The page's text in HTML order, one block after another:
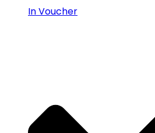
In Voucher